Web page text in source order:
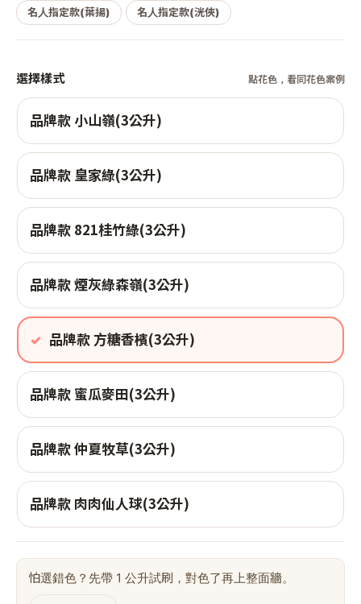
名人指定款(葉揚)
名人指定款(洸俠)
選擇樣式 點花色，看同花色案例
品牌款 小山嶺(3公升)
品牌款 皇家綠(3公升)
品牌款 821桂竹綠(3公升)
品牌款 煙灰綠森嶺(3公升)
品牌款 方糖香檳(3公升)
品牌款 蜜瓜麥田(3公升)
品牌款 仲夏牧草(3公升)
品牌款 肉肉仙人球(3公升)
怕選錯色？先帶 1 公升試刷，對色了再上整面牆。